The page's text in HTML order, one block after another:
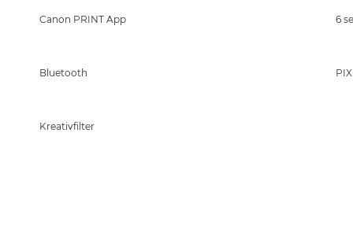
Canon PRINT App 6
Bluetooth
Kreativfilter